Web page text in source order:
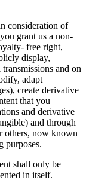
consideration of
grant us a non-
free right,
display,
and on
adapt
create derivative
that you
and derivative
and through
others, now known
purposes.
shall only be
in itself.